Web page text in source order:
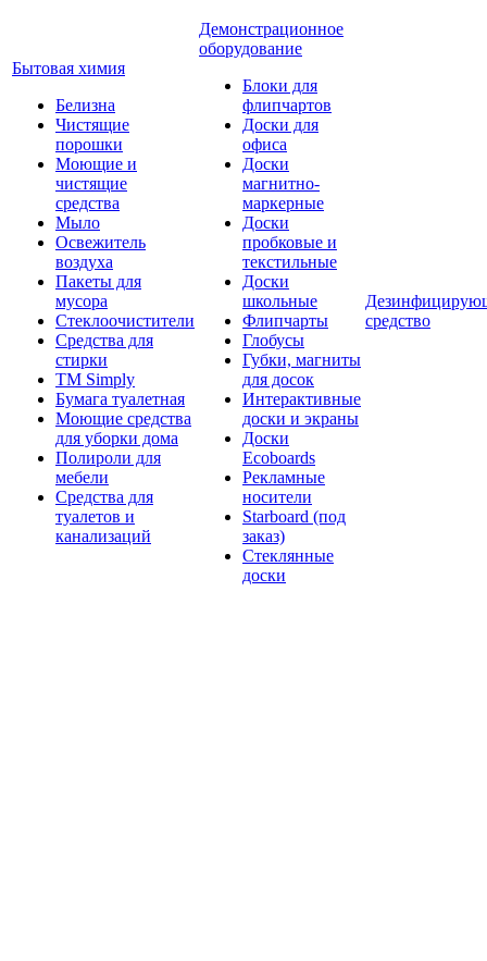
Бытовая химия
Белизна
Чистящие
порошки
Моющие и
чистящие
средства
Мыло
Освежитель
воздуха
Пакеты для
мусора
Стеклоочистители
Средства для
стирки
TM Simply
Бумага туалетная
Моющие средства
для уборки дома
Полироли для
мебели
Средства для
туалетов и
канализаций
Демонстрационное
оборудование
Блоки для
флипчартов
Доски для
офиса
Доски
магнитно-
маркерные
Доски
пробковые и
текстильные
Доски
школьные
Флипчарты
Глобусы
Губки, магниты
для досок
Интерактивные
доски и экраны
Доски
Ecoboards
Рекламные
носители
Starboard (под
заказ)
Стеклянные
доски
средство